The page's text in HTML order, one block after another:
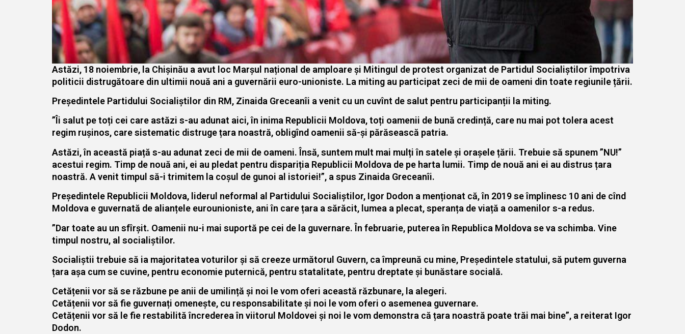
Astăzi, 18 noiembrie, la Chișinău a avut loc Marșul național de amploare și Mitingul de protest organizat de Partidul Socialiștilor împotriva
politicii distrugătoare din ultimii nouă ani a guvernării euro-unioniste. La miting au participat zeci de mii de oameni din toate regiunile țării.
Președintele Partidului Socialiștilor din RM, Zinaida Greceanîi a venit cu un cuvînt de salut pentru participanții la miting.
”Îi salut pe toți cei care astăzi s-au adunat aici, în inima Republicii Moldova, toți oamenii de bună credință, care nu mai pot tolera acest
regim rușinos, care sistematic distruge țara noastră, obligînd oamenii să-și părăsească patria.
Astăzi, în această piață s-au adunat zeci de mii de oameni. Însă, suntem mult mai mulți în satele și orașele țării. Trebuie să spunem ”NU!”
acestui regim. Timp de nouă ani, ei au pledat pentru dispariția Republicii Moldova de pe harta lumii. Timp de nouă ani ei au distrus țara
noastră. A venit timpul să-i trimitem la coșul de gunoi al istoriei!”, a spus Zinaida Greceanîi.
Președintele Republicii Moldova, liderul neformal al Partidului Socialiștilor, Igor Dodon a menționat că, în 2019 se împlinesc 10 ani de cînd
Moldova e guvernată de alianțele eurounioniste, ani în care țara a sărăcit, lumea a plecat, speranța de viață a oamenilor s-a redus.
”Dar toate au un sfîrșit. Oamenii nu-i mai suportă pe cei de la guvernare. În februarie, puterea în Republica Moldova se va schimba. Vine
timpul nostru, al socialiștilor.
Socialiștii trebuie să ia majoritatea voturilor și să creeze următorul Guvern, ca împreună cu mine, Președintele statului, să putem guverna
țara așa cum se cuvine, pentru economie puternică, pentru statalitate, pentru dreptate și bunăstare socială.
Cetățenii vor să se răzbune pe anii de umilință și noi le vom oferi această răzbunare, la alegeri.
Cetățenii vor să fie guvernați omenește, cu responsabilitate și noi le vom oferi o asemenea guvernare.
Cetățenii vor să le fie restabilită încrederea în viitorul Moldovei și noi le vom demonstra că țara noastră poate trăi mai bine”, a reiterat Igor
Dodon.